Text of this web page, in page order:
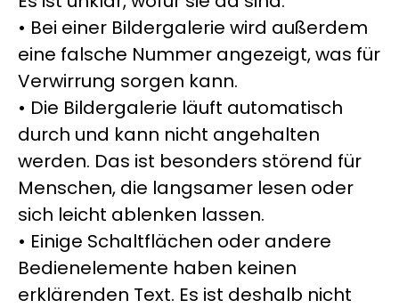
• Bei einer Bildergalerie wird außerdem
eine falsche Nummer angezeigt, was für
Verwirrung sorgen kann.
• Die Bildergalerie läuft automatisch
durch und kann nicht angehalten
werden. Das ist besonders störend für
Menschen, die langsamer lesen oder
sich leicht ablenken lassen.
• Einige Schaltflächen oder andere
Bedienelemente haben keinen
erklärenden Text. Es ist deshalb nicht